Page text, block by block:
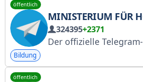
öffentlich
MINISTERIUM FÜR HOCHSCHULBILDUNG UND
324395+2371
Der offizielle Telegram-Kanal des Ministeriums für
Bildung
öffentlich